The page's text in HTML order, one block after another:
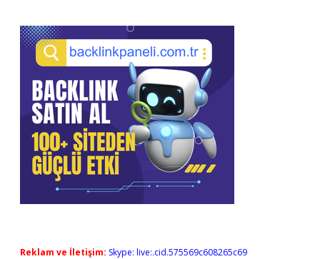
Reklam ve İletişim: Skype: live:.cid.575569c608265c69